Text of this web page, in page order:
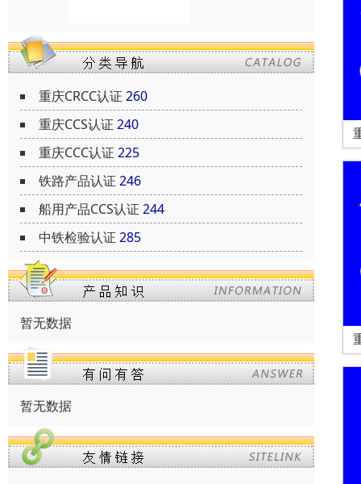
重庆CRCC认证 260
重庆CCS认证 240
重庆CCC认证 225
铁路产品认证 246
船用产品CCS认证 244
中铁检验认证 285
暂无数据
暂无数据